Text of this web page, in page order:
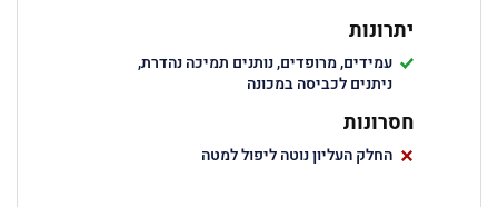
יתרונות
עמידים, מרופדים, נותנים תמיכה נהדרת,
ניתנים לכביסה במכונה
חסרונות
החלק העליון נוטה ליפול למטה